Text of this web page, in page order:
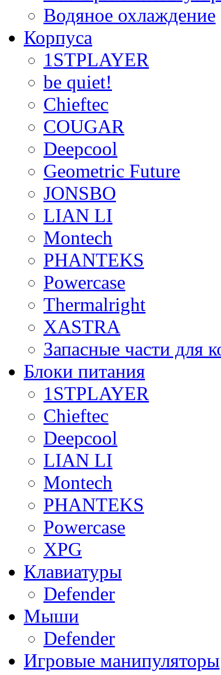
Водяное охлаждение
Корпуса
1STPLAYER
be quiet!
Chieftec
COUGAR
Deepcool
Geometric Future
JONSBO
LIAN LI
Montech
PHANTEKS
Powercase
Thermalright
XASTRA
Запасные части для
Блоки питания
1STPLAYER
Chieftec
Deepcool
LIAN LI
Montech
PHANTEKS
Powercase
XPG
Клавиатуры
Defender
Мыши
Defender
Игровые манипуляторы